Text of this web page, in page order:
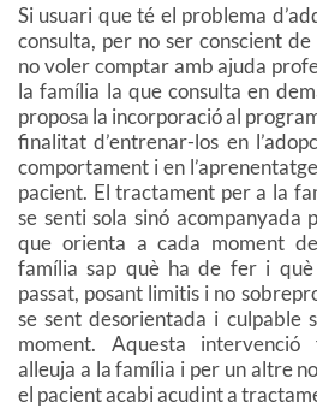
Si usuari que té el problema
consulta, per no ser conscient
no voler comptar amb ajuda
la família la que consulta en
proposa la incorporació al
finalitat d’entrenar-los en
comportament i en
pacient. El tractament per a la
se senti sola sinó acompanyada
que orienta a cada moment
família sap què ha de fer i
passat, posant limitis i no
se sent desorientada i culpable
moment. Aquesta intervenció
alleuja a la família i per un altre
el pacient acabi acudint a